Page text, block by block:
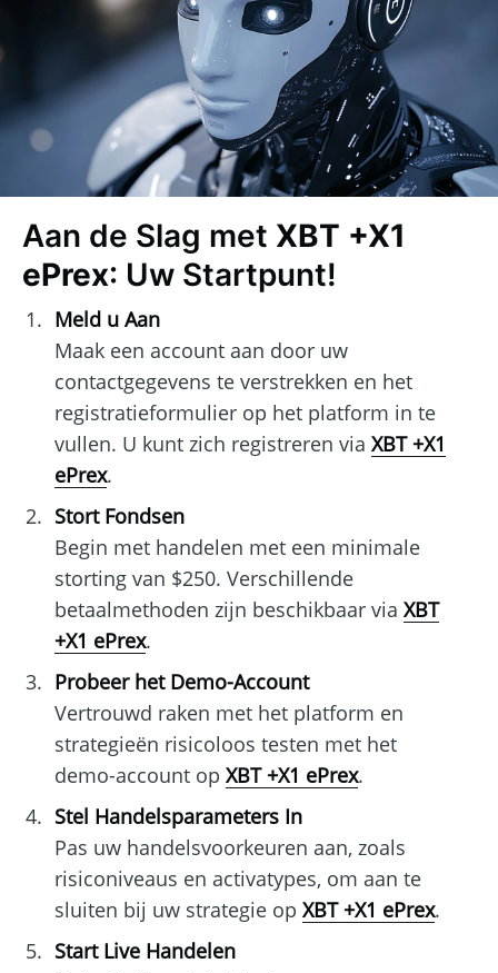
Aan de Slag met XBT +X1
ePrex: Uw Startpunt!
Meld u Aan
Maak een account aan door uw
contactgegevens te verstrekken en het
registratieformulier op het platform in te
vullen. U kunt zich registreren via XBT +X1
ePrex.
Stort Fondsen
Begin met handelen met een minimale
storting van $250. Verschillende
betaalmethoden zijn beschikbaar via XBT
+X1 ePrex.
Probeer het Demo-Account
Vertrouwd raken met het platform en
strategieën risicoloos testen met het
demo-account op XBT +X1 ePrex.
Stel Handelsparameters In
Pas uw handelsvoorkeuren aan, zoals
risiconiveaus en activatypes, om aan te
sluiten bij uw strategie op XBT +X1 ePrex.
Start Live Handelen